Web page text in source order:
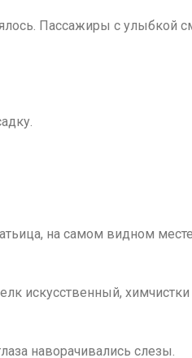
Пассажиры с улыбкой
на самом видном
искусственный,
наворачивались слезы.